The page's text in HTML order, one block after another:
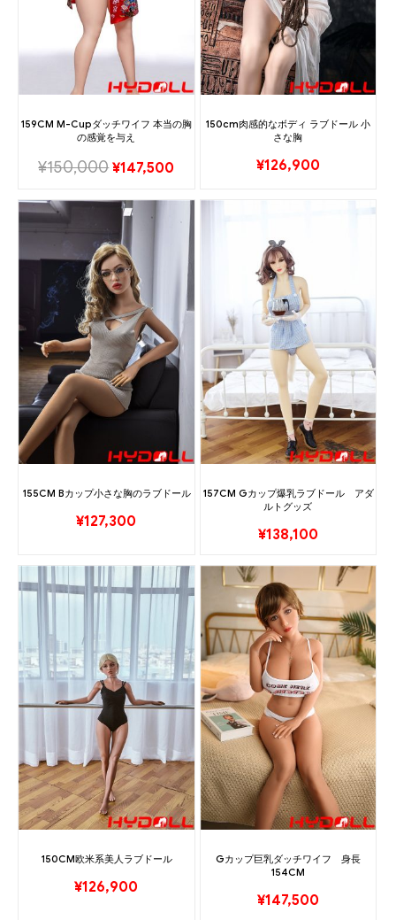
159CM M-Cupダッチワイフ 本当の胸
の感覚を与え
¥150,000 ¥147,500
150cm肉感的なボディ ラブドール 小
さな胸
¥126,900
155CM Bカップ小さな胸のラブドール
¥127,300
157CM Gカップ爆乳ラブドール アダ
ルトグッズ
¥138,100
150CM欧米系美人ラブドール
¥126,900
Gカップ巨乳ダッチワイフ 身長
154CM
¥147,500